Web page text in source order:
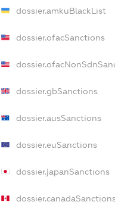
dossier.amkuBlackList
dossier.ofacSanctions
dossier.gbSanctions
dossier.ausSanctions
dossier.euSanctions
dossier.japanSanctions